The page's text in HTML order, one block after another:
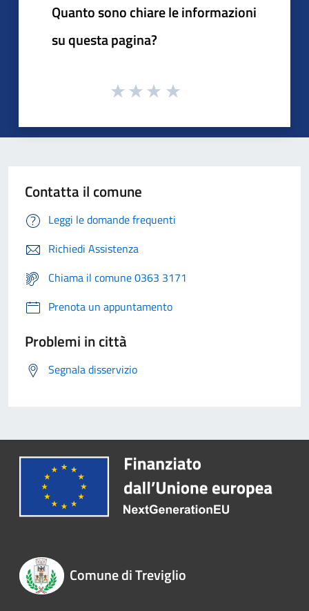
Quanto sono chiare le informazioni
su questa pagina?
Contatta il comune
Leggi le domande frequenti
Richiedi Assistenza
Chiama il comune 0363 3171
Prenota un appuntamento
Problemi in città
Segnala disservizio
Comune di Treviglio